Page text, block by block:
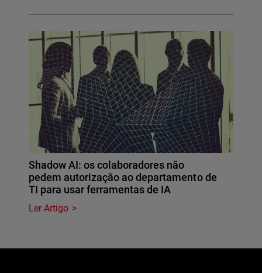
Shadow AI: os colaboradores não
pedem autorização ao departamento de
TI para usar ferramentas de IA
Ler Artigo